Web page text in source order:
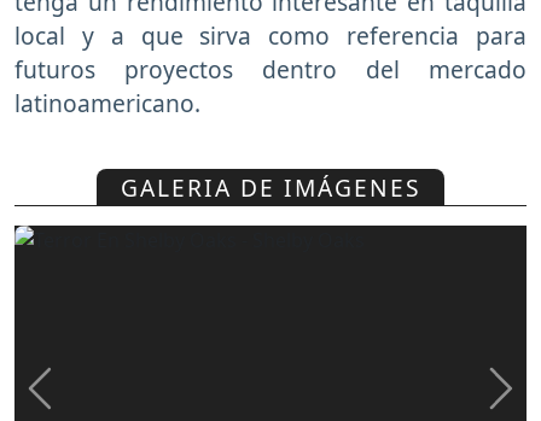
local y a que sirva como referencia para
futuros proyectos dentro del mercado
latinoamericano.
GALERIA DE IMÁGENES
Previous Next